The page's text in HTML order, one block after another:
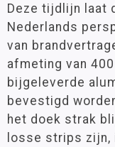
Deze tijdlijn laat
Nederlands
van
afmeting van
bijgeleverde
bevestigd
het doek strak
losse strips